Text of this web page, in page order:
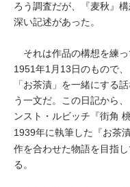
ろう調査だが、『麦秋』
深い記述があった。
それは作品の構想を練っ
1951年1月13日のもので
「お茶漬」を一緒にする
う一文だ。この日記から
ンスト・ルビッチ『街角 桃
1939年に執筆した『お茶漬
作を合わせた物語を目指
る。